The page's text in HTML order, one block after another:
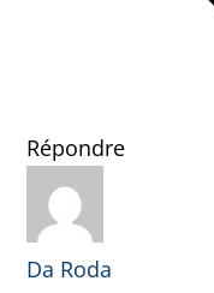
Répondre
Da Roda